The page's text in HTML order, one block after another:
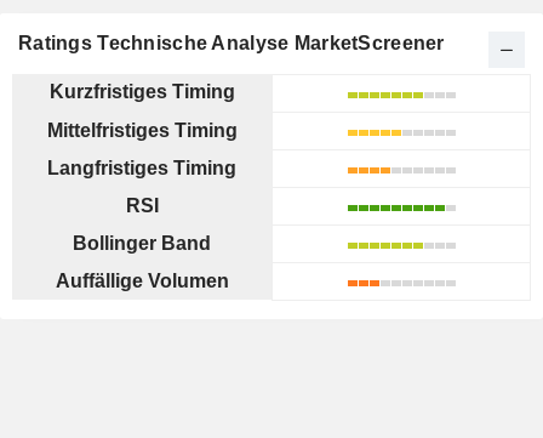
Ratings Technische Analyse MarketScreener
Kurzfristiges Timing
Mittelfristiges Timing
Langfristiges Timing
RSI
Bollinger Band
Auffällige Volumen